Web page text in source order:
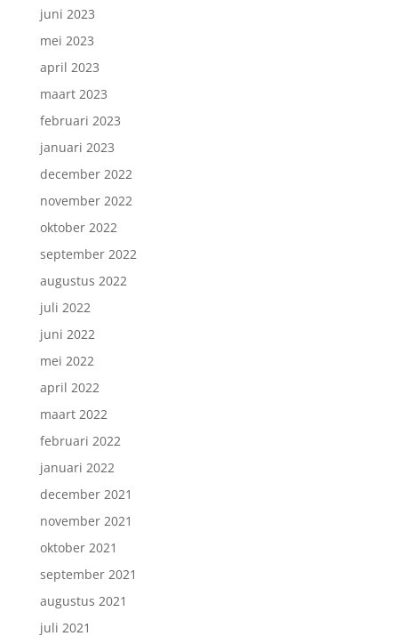
juni 2023
mei 2023
april 2023
maart 2023
februari 2023
januari 2023
december 2022
november 2022
oktober 2022
september 2022
augustus 2022
juli 2022
juni 2022
mei 2022
april 2022
maart 2022
februari 2022
januari 2022
december 2021
november 2021
oktober 2021
september 2021
augustus 2021
juli 2021